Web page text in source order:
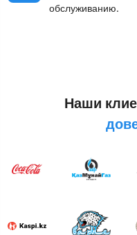
обслуживанию.
Наши